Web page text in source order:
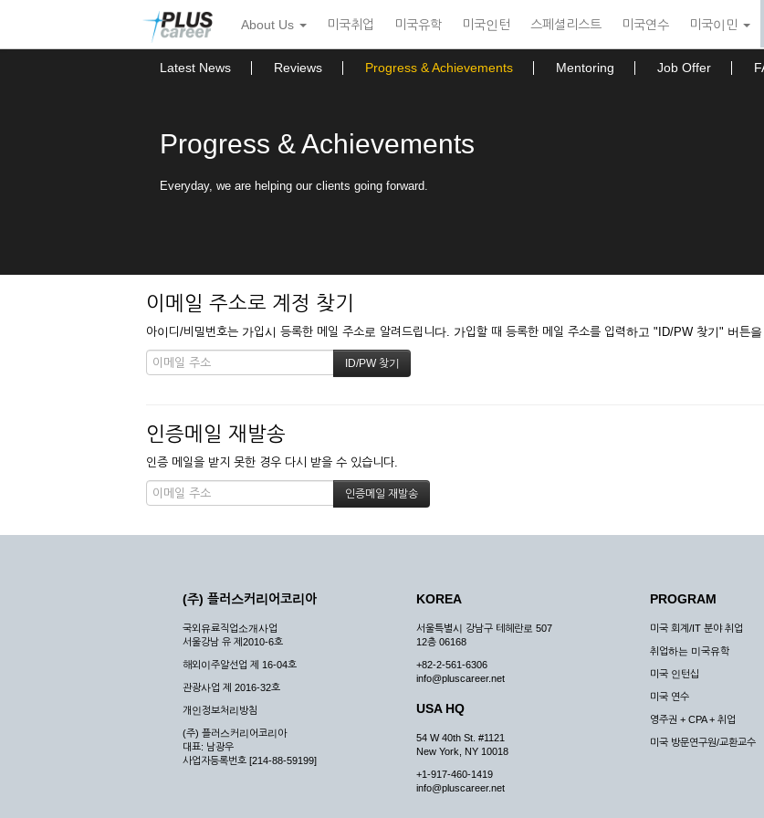
뉴
토
About Us 미국취업 미국유학 미국인턴 스페셜리스트 미국연수 미국이민
Latest News Reviews Progress & Achievements Mentoring Job Offer
Progress & Achievements
Everyday, we are helping our clients going forward.
이메일 주소로 계정 찾기
아이디/비밀번호는 가입시 등록한 메일 주소로 알려드립니다. 가입할 때 등록한 메일 주소를 입력하고 "ID/PW 찾기" 버튼
인증메일 재발송
인증 메일을 받지 못한 경우 다시 받을 수 있습니다.
(주) 플러스커리어코리아
국외유료직업소개사업
서울강남 유 제2010-6호
해외이주알선업 제 16-04호
관광사업 제 2016-32호
개인정보처리방침
(주) 플러스커리어코리아
대표: 남광우
사업자등록번호 [214-88-59199]
KOREA
서울특별시 강남구 테헤란로 507
12층 06168
+82-2-561-6306
info@pluscareer.net
USA HQ
54 W 40th St. #1121
New York, NY 10018
+1-917-460-1419
info@pluscareer.net
PROGRAM
미국 회계/IT 분야 취업
취업하는 미국유학
미국 인턴십
미국 연수
영주권 + CPA + 취업
미국 방문연구원/교환교수